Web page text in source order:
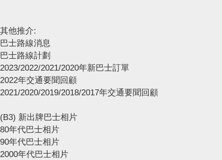
其他推介:
巴士路線消息
巴士路線計劃
2023/2022/2021/2020年新巴士訂單
2022年交通要聞回顧
2021/2020/2019/2018/2017年交通要聞回顧
(B3) 新出牌巴士相片
80年代巴士相片
90年代巴士相片
2000年代巴士相片